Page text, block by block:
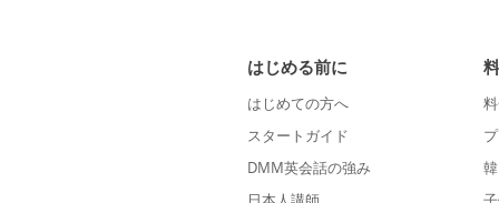
はじめる前に
はじめての方へ
スタートガイド
DMM英会話の強み